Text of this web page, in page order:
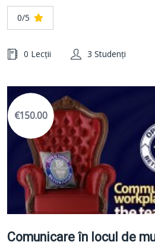
0/5
0 Lecții 3 Studenți
€150.00